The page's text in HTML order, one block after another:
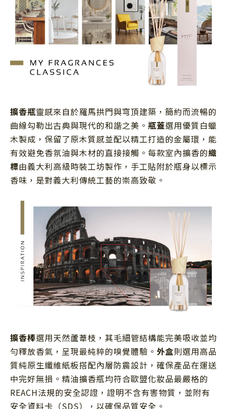
擴香瓶靈感來自於羅馬拱門與穹頂建築，簡約而流暢的
曲線勾勒出古典與現代的和諧之美。 瓶蓋選用優質白蠟
木製成，保留了原木質感並配以精工打造的金屬環，能
有效避免香氛油與木材的直接接觸。每款室內擴香的織
標由義大利高級時裝工坊製作，手工貼附於瓶身以標示
香味，是對義大利傳統工藝的崇高致敬。
擴香棒選用天然蘆葦枝，其毛細管結構能完美吸收並均
勻釋放香氣，呈現最純粹的嗅覺體驗。 外盒則選用高品
質純原生纖維紙板搭配內層防震設計，確保產品在運送
中完好無損。精油擴香瓶均符合歐盟化妝品最嚴格的
REACH法規的安全認證，證明不含有害物質，並附有
安全資料卡（SDS），以確保品質安全。